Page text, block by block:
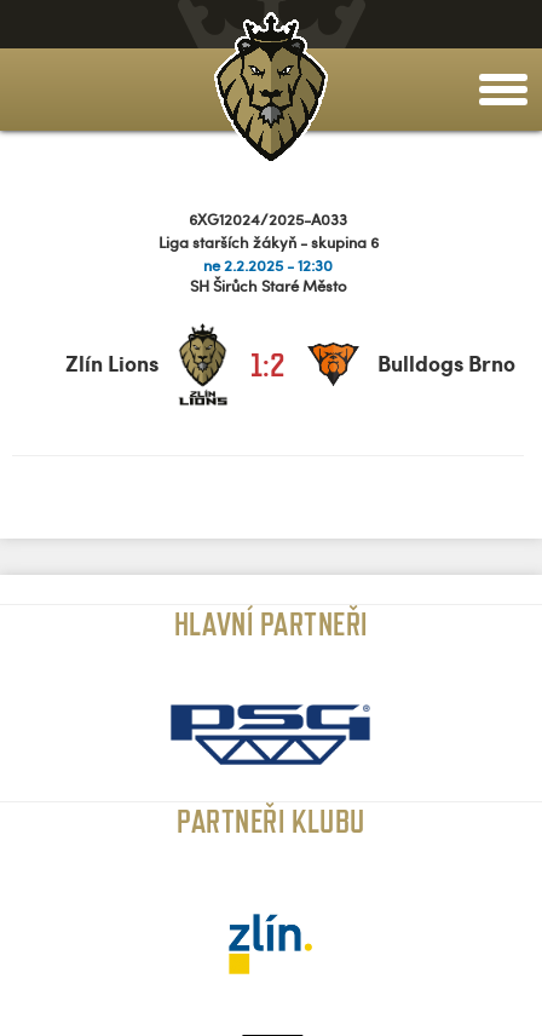
6XG12024/2025-A033
Liga starších žákyň - skupina 6
ne 2.2.2025 - 12:30
SH Širůch Staré Město
Zlín Lions 1:2 Bulldogs Brno
HLAVNÍ PARTNEŘI
PARTNEŘI KLUBU